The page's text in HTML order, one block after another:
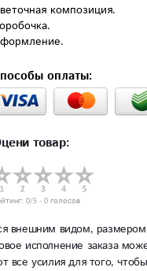
композиция.
оплаты:
товар:
0/5 - 0 голосов
внешним видом,
исполнение заказа
все усилия для того,